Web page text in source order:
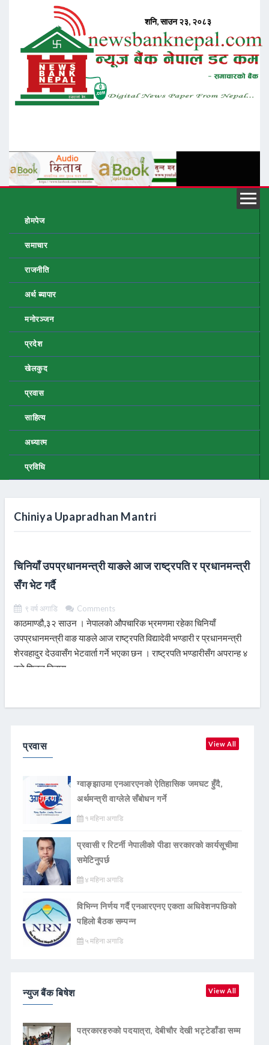
होमपेज
समाचार
राजनीति
अर्थ ब्यापार
मनोरञ्जन
प्रदेश
खेलकुद
प्रवास
साहित्य
अध्यात्म
प्रविधि
Chiniya Upapradhan Mantri
चिनियाँ उपप्रधानमन्त्री याङले आज राष्ट्रपति र प्रधानमन्त्री
सँग भेट गर्दै
९ वर्ष अगाडि Comments
काठमाण्डौ,३२ साउन । नेपालको औपचारिक भ्रमणमा रहेका चिनियाँ
उपप्रधानमन्त्री वाङ याङले आज राष्ट्रपति विद्यादेवी भण्डारी र प्रधानमन्त्री
शेरवहादुर देउवासँग भेटवार्ता गर्ने भएका छन । राष्ट्रपति भण्डारीसँग अपरान्ह ४
बजे शितल निवास
प्रवास View All
ग्वाङ्झाउमा एनआरएनको ऐतिहासिक जमघट हुँदै,
अर्थमन्त्री वाग्लेले सँबोधन गर्ने
१ महिना अगाडि
प्रवासी र रिटर्नी नेपालीको पीडा सरकारको कार्यसूचीमा
समेटिनुपर्छ
४ महिना अगाडि
विभिन्न निर्णय गर्दै एनआरएनए एकता अधिवेशनपछिको
पहिलो बैठक सम्पन्न
५ महिना अगाडि
न्युज बैंक बिषेश View All
पत्रकारहरुको पदयात्रा, देबीचौर देखी भट्टेडाँडा सम्म